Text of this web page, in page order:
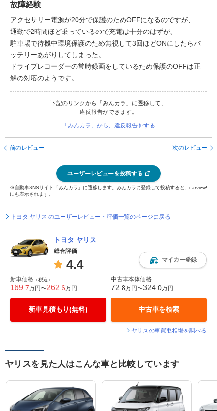
故障経験
アクセサリー電源が20分で保護のためOFFになるのですが、
通勤で2時間ほど乗っているので充電は十分のはずが、
駐車場で待機中環境保護のため無視して3回ほどONにしたらバ
ッテリーあがりしてしまった。
ドライブレコーダーの常時録画をしているため保護のOFFは正
解の対応のようです。
下記のリンクから「みんカラ」に遷移して、
違反報告ができます。
「みんカラ」から、違反報告をする
前のレビュー 次のレビュー
ユーザーレビューを投稿する
※自動車SNSサイト「みんカラ」に遷移します。みんカラに登録して投稿すると、carview!
にも表示されます。
トヨタ ヤリス のユーザーレビュー・評価一覧のページに戻る
トヨタ ヤリス
総合評価
4.4 マイカー登録
新車価格 （税込）
169 .7万円〜262 .6万円
新車見積もり(無料)
中古車本体価格
72 .8万円〜324 .0万円
中古車を検索
ヤリスの車買取相場を調べる
ヤリスを見た人はこんな車と比較しています